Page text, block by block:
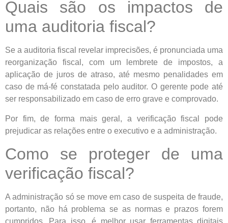
Quais são os impactos de
uma auditoria fiscal?
Se a auditoria fiscal revelar imprecisões, é pronunciada uma
reorganização fiscal, com um lembrete de impostos, a
aplicação de juros de atraso, até mesmo penalidades em
caso de má-fé constatada pelo auditor. O gerente pode até
ser responsabilizado em caso de erro grave e comprovado.
Por fim, de forma mais geral, a verificação fiscal pode
prejudicar as relações entre o executivo e a administração.
Como se proteger de uma
verificação fiscal?
A administração só se move em caso de suspeita de fraude,
portanto, não há problema se as normas e prazos forem
cumpridos. Para isso, é melhor usar ferramentas digitais